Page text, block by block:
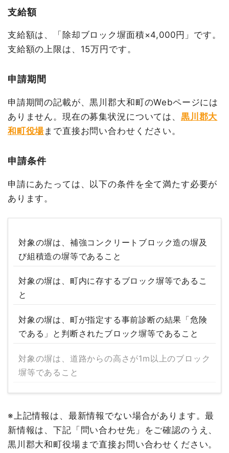
支給額
支給額は、「除却ブロック塀面積×4,000円」です。
支給額の上限は、15万円です。
申請期間
申請期間の記載が、黒川郡大和町のWebページには
ありません。現在の募集状況については、 黒川郡大
和町役場まで直接お問い合わせください。
申請条件
申請にあたっては、以下の条件を全て満たす必要が
あります。
対象の塀は、補強コンクリートブロック造の塀及
び組積造の塀等であること
対象の塀は、町内に存するブロック塀等であるこ
と
対象の塀は、町が指定する事前診断の結果「危険
である」と判断されたブロック塀等であること
対象の塀は、道路からの高さが1m以上のブロック
塀等であること
※上記情報は、最新情報でない場合があります。最
新情報は、下記「問い合わせ先」をご確認のうえ、
黒川郡大和町役場まで直接お問い合わせください。